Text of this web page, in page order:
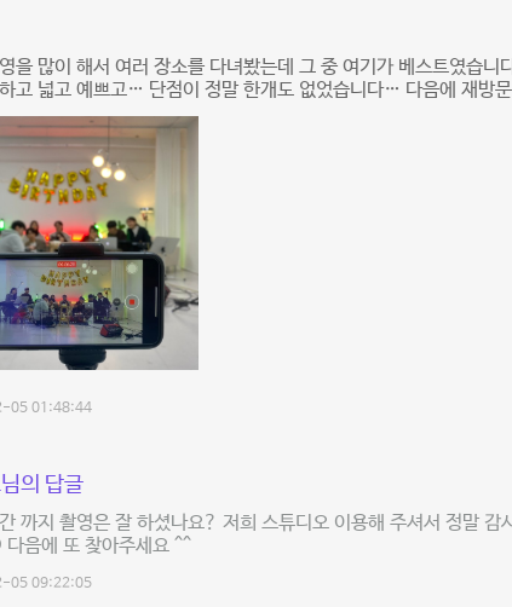
을 많이 해서 여러 장소를 다녀봤는데 그 중 여기가 베스트였습니
고 넓고 예쁘고… 단점이 정말 한개도 없었습니다… 다음에 재방
05 01:48:44
의 답글
까지 촬영은 잘 하셨나요? 저희 스튜디오 이용해 주셔서 정말 감
음에 또 찾아주세요 ^^
05 09:22:05